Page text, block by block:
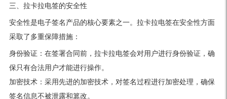
三、拉卡拉电签的安全性
安全性是电子签名产品的核心要素之一。拉卡拉电签在安全性方面
采取了多重保障措施：
身份验证：在签署合同前，拉卡拉电签会对用户进行身份验证，确
保只有合法用户才能进行操作。
加密技术：采用先进的加密技术，对签名过程进行加密处理，确保
签名信息不被泄露和篡改。